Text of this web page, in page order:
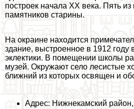
построек начала ХХ века. Пять
памятников старины.
На окраине находится
здание, выстроенное в 1912 году
эклектики. В помещении школы
музей. Окружают село лесистые
ближний из которых освящен и
Адрес: Нижнекамский